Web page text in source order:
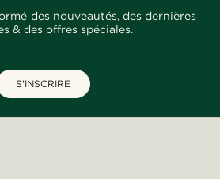
des nouveautés, des dernières
& des offres spéciales.
S'INSCRIRE